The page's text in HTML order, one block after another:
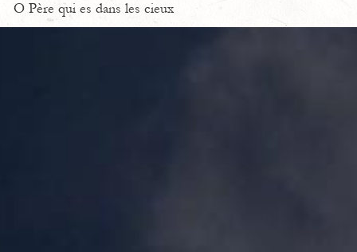
O Père qui es dans les cieux